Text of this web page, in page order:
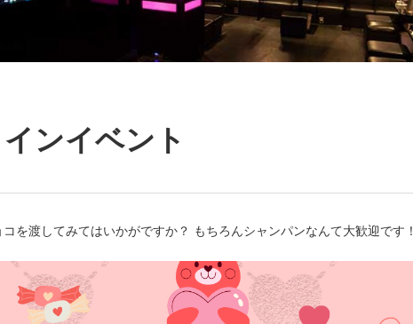
ンイベント
を渡してみてはいかがですか？ もちろんシャンパンなんて大歓迎です！